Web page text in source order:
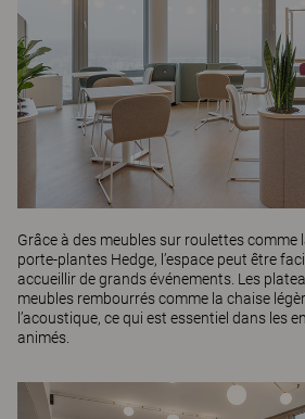
Grâce à des meubles sur roulettes comme
porte-plantes Hedge, l’espace peut être
accueillir de grands événements. Les
meubles rembourrés comme la chaise
l’acoustique, ce qui est essentiel dans les
animés.